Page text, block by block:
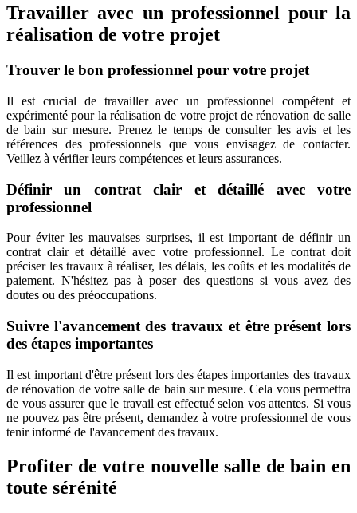
Travailler avec un professionnel pour la
réalisation de votre projet
Trouver le bon professionnel pour votre projet
Il est crucial de travailler avec un professionnel compétent et
expérimenté pour la réalisation de votre projet de rénovation de salle
de bain sur mesure. Prenez le temps de consulter les avis et les
références des professionnels que vous envisagez de contacter.
Veillez à vérifier leurs compétences et leurs assurances.
Définir un contrat clair et détaillé avec votre
professionnel
Pour éviter les mauvaises surprises, il est important de définir un
contrat clair et détaillé avec votre professionnel. Le contrat doit
préciser les travaux à réaliser, les délais, les coûts et les modalités de
paiement. N'hésitez pas à poser des questions si vous avez des
doutes ou des préoccupations.
Suivre l'avancement des travaux et être présent lors
des étapes importantes
Il est important d'être présent lors des étapes importantes des travaux
de rénovation de votre salle de bain sur mesure. Cela vous permettra
de vous assurer que le travail est effectué selon vos attentes. Si vous
ne pouvez pas être présent, demandez à votre professionnel de vous
tenir informé de l'avancement des travaux.
Profiter de votre nouvelle salle de bain en
toute sérénité